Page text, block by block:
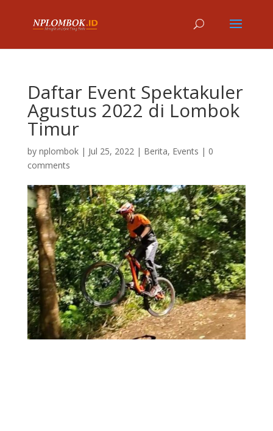
Daftar Event Spektakuler
Agustus 2022 di Lombok
Timur
by nplombok| Jul 25, 2022| Berita, Events | 0
comments